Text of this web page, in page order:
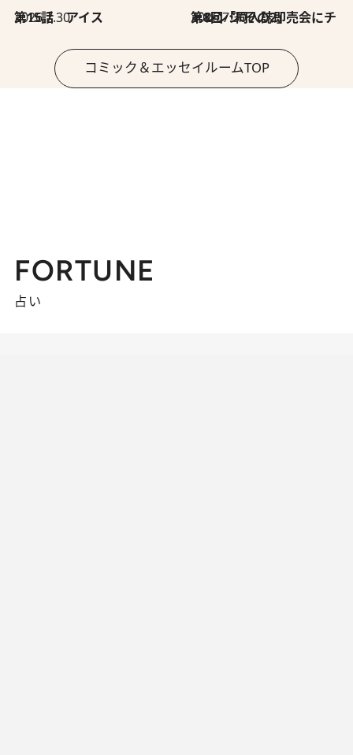
2026.7.30
第15話 アイス 2026.7.30
第8回「同人誌即売会にチャレンジ その2」
コミック＆エッセイルームTOP
FORTUNE
占い